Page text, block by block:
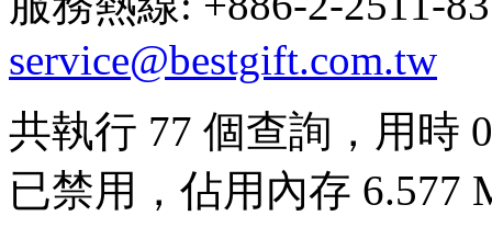
service@bestgift.com.tw
共執行 77 個查詢，用時
已禁用，佔用內存 6.577